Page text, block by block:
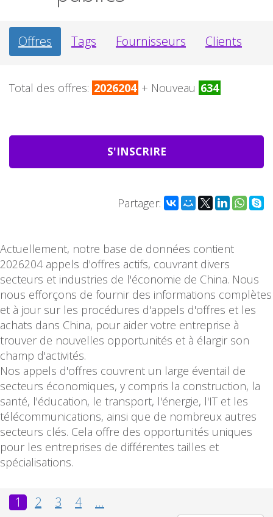
Offres Tags Fournisseurs Clients
Total des offres: 2026204 + Nouveau 634
S'INSCRIRE
Partager:
Actuellement, notre base de données contient
2026204 appels d'offres actifs, couvrant divers
secteurs et industries de l'économie de China. Nous
nous efforçons de fournir des informations complètes
et à jour sur les procédures d'appels d'offres et les
achats dans China, pour aider votre entreprise à
trouver de nouvelles opportunités et à élargir son
champ d'activités.
Nos appels d'offres couvrent un large éventail de
secteurs économiques, y compris la construction, la
santé, l'éducation, le transport, l'énergie, l'IT et les
télécommunications, ainsi que de nombreux autres
secteurs clés. Cela offre des opportunités uniques
pour les entreprises de différentes tailles et
spécialisations.
1 2 3 4 ...